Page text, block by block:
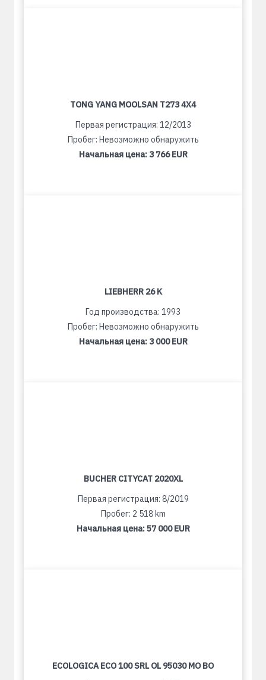
TONG YANG MOOLSAN T273 4X4
Первая регистрация: 12/2013
Пробег: Невозможно обнаружить
Начальная цена: 3 766 EUR
LIEBHERR 26 K
Год производства: 1993
Пробег: Невозможно обнаружить
Начальная цена: 3 000 EUR
BUCHER CITYCAT 2020XL
Первая регистрация: 8/2019
Пробег: 2 518 km
Начальная цена:57 000 EUR
ECOLOGICA ECO 100 SRL OL 95030 MO BO